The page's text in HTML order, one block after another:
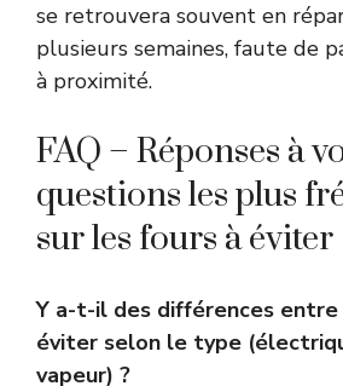
se retrouvera souvent en
plusieurs semaines, faute de
à proximité.
FAQ – Réponses à
questions les plus
sur les fours à éviter
Y a-t-il des différences entre
éviter selon le type
vapeur) ?